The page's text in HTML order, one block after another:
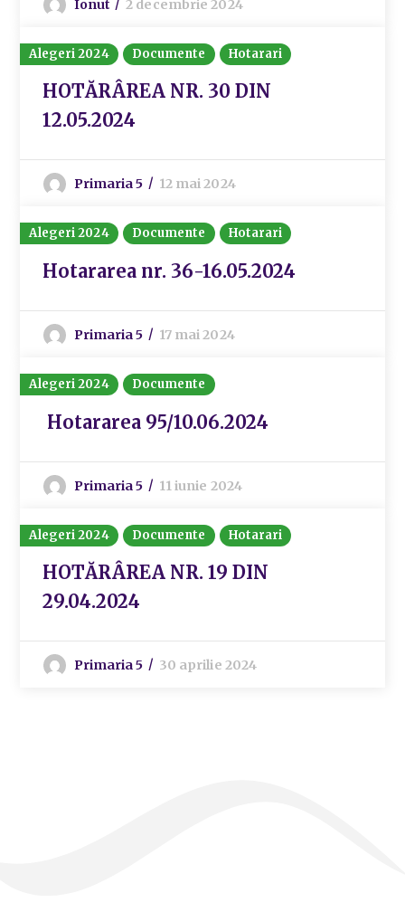
Ionut 2 decembrie 2024
Alegeri 2024 Documente Hotarari
HOTĂRÂREA NR. 30 DIN
12.05.2024
Primaria 5 12 mai 2024
Alegeri 2024 Documente Hotarari
Hotararea nr. 36-16.05.2024
Primaria 5 17 mai 2024
Alegeri 2024 Documente
Hotararea 95/10.06.2024
Primaria 5 11 iunie 2024
Alegeri 2024 Documente Hotarari
HOTĂRÂREA NR. 19 DIN
29.04.2024
Primaria 5 30 aprilie 2024